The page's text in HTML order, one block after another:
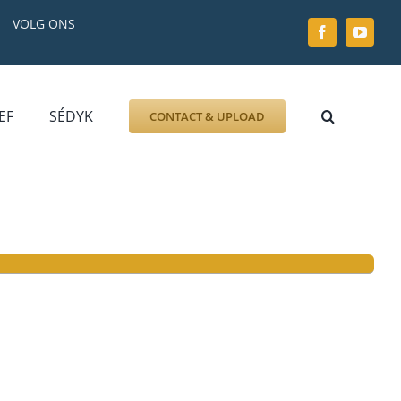
VOLG ONS
GRAFZERK
ALLLES
SÉDYK CONTACT & UPLOAD